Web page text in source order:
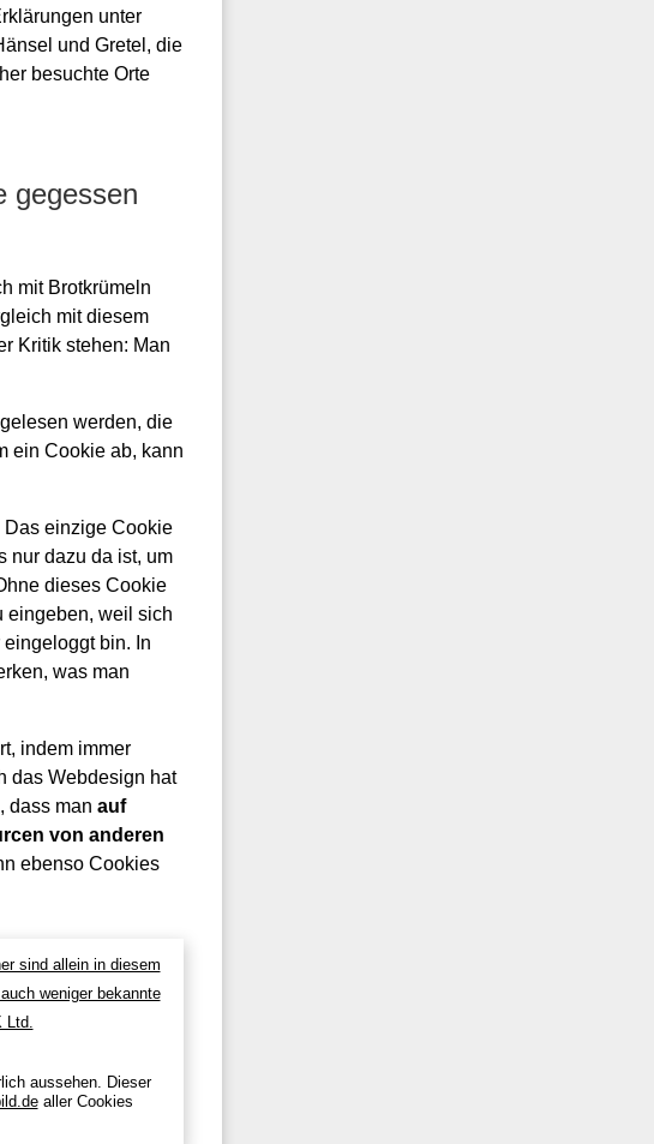
unter
und Gretel, die
besuchte Orte
gegessen
mit Brotkrümeln
mit diesem
Kritik stehen: Man
werden, die
ein Cookie ab, kann
Das einzige Cookie
nur dazu da ist, um
dieses Cookie
eingeben, weil sich
bin. In
was man
indem immer
das Webdesign hat
dass man auf
von anderen
ebenso Cookies
aussehen. Dieser
aller Cookies